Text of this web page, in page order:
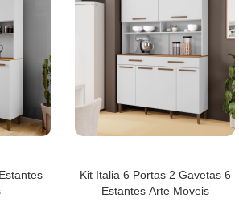
Kit Italia 6 Portas 2 Gavetas 6
Estantes Arte Moveis